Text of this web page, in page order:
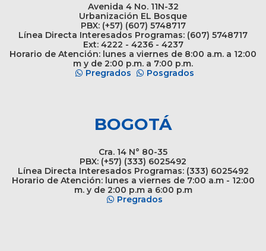
Avenida 4 No. 11N-32
Urbanización EL Bosque
PBX: (+57) (607) 5748717
Línea Directa Interesados Programas: (607) 5748717
Ext: 4222 - 4236 - 4237
Horario de Atención: lunes a viernes de 8:00 a.m. a 12:00
m y de 2:00 p.m. a 7:00 p.m.
Pregrados
Posgrados
BOGOTÁ
Cra. 14 N° 80-35
PBX: (+57) (333) 6025492
Línea Directa Interesados Programas: (333) 6025492
Horario de Atención: lunes a viernes de 7:00 a.m - 12:00
m. y de 2:00 p.m a 6:00 p.m
Pregrados